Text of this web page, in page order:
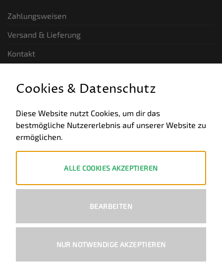
Zahlungsweisen
Versand & Lieferung
Kontakt
Allgemeine Geschäftsbedingungen
Datenschutz
PayPal Visa MasterCard
Bank
Cookies & Datenschutz
Diese Website nutzt Cookies, um dir das
bestmögliche Nutzererlebnis auf unserer Website zu
ermöglichen.
ALLE COOKIES AKZEPTIEREN
BEARBEITEN
NUR NOTWENDIGE AKZEPTIEREN